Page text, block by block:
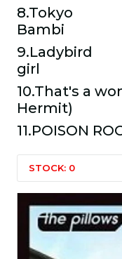
8.Tokyo
9.Ladybird
10.That's a
11.POISON
STOCK: 0